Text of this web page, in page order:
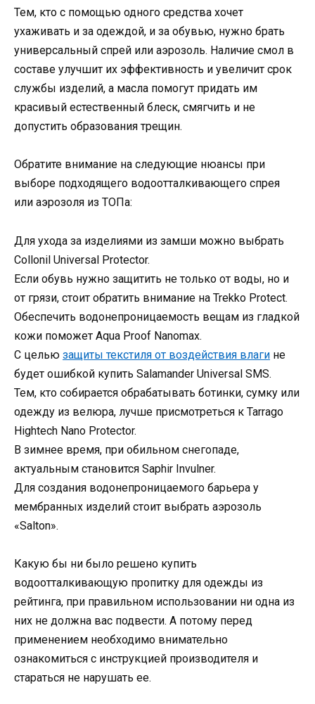
Тем, кто с помощью одного средства хочет
ухаживать и за одеждой, и за обувью, нужно брать
универсальный спрей или аэрозоль. Наличие смол в
составе улучшит их эффективность и увеличит срок
службы изделий, а масла помогут придать им
красивый естественный блеск, смягчить и не
допустить образования трещин.
Обратите внимание на следующие нюансы при
выборе подходящего водоотталкивающего спрея
или аэрозоля из ТОПа:
Для ухода за изделиями из замши можно выбрать
Collonil Universal Protector.
Если обувь нужно защитить не только от воды, но и
от грязи, стоит обратить внимание на Trekko Protect.
Обеспечить водонепроницаемость вещам из гладкой
кожи поможет Aqua Proof Nanomax.
С целью защиты текстиля от воздействия влаги не
будет ошибкой купить Salamander Universal SMS.
Тем, кто собирается обрабатывать ботинки, сумку или
одежду из велюра, лучше присмотреться к Tarrago
Hightech Nano Protector.
В зимнее время, при обильном снегопаде,
актуальным становится Saphir Invulner.
Для создания водонепроницаемого барьера у
мембранных изделий стоит выбрать аэрозоль
«Salton».
Какую бы ни было решено купить
водоотталкивающую пропитку для одежды из
рейтинга, при правильном использовании ни одна из
них не должна вас подвести. А потому перед
применением необходимо внимательно
ознакомиться с инструкцией производителя и
стараться не нарушать ее.